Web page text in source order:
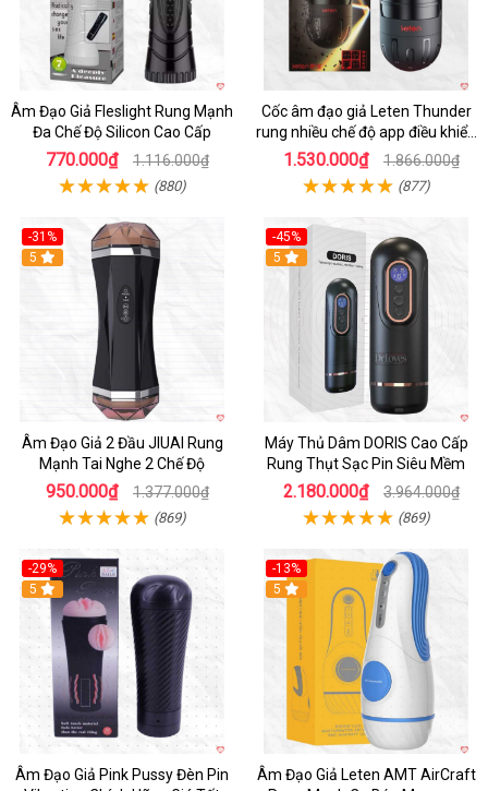
Âm Đạo Giả Fleslight Rung Mạnh
Đa Chế Độ Silicon Cao Cấp
770.000₫ 1.116.000₫
(880)
Cốc âm đạo giả Leten Thunder
rung nhiều chế độ app điều khiển
tiện lợi
1.530.000₫ 1.866.000₫
(877)
-31%
5
Âm Đạo Giả 2 Đầu JIUAI Rung
Mạnh Tai Nghe 2 Chế Độ
950.000₫ 1.377.000₫
(869)
-45%
Hot
5
Máy Thủ Dâm DORIS Cao Cấp
Rung Thụt Sạc Pin Siêu Mềm
2.180.000₫ 3.964.000₫
(869)
-29%
5
Âm Đạo Giả Pink Pussy Đèn Pin
-13%
5
Âm Đạo Giả Leten AMT AirCraft